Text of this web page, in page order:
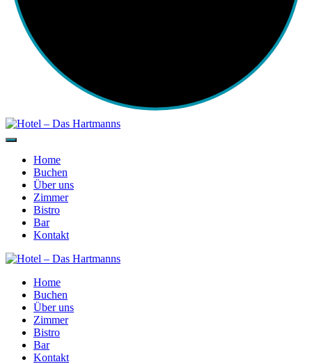
Home
Buchen
Über uns
Zimmer
Bistro
Bar
Kontakt
Home
Buchen
Über uns
Zimmer
Bistro
Bar
Kontakt